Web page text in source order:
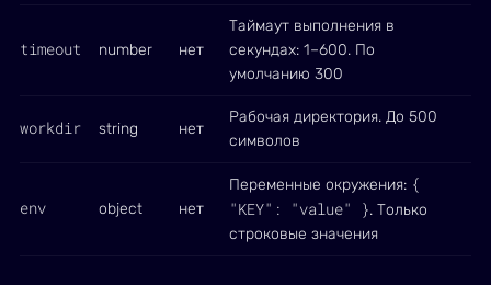
timeout number нет
Таймаут выполнения в
секундах: 1–600. По
умолчанию 300
workdir string нет
Рабочая директория. До 500
символов
env object нет
Переменные окружения: {
"KEY": "value" }. Только
строковые значения